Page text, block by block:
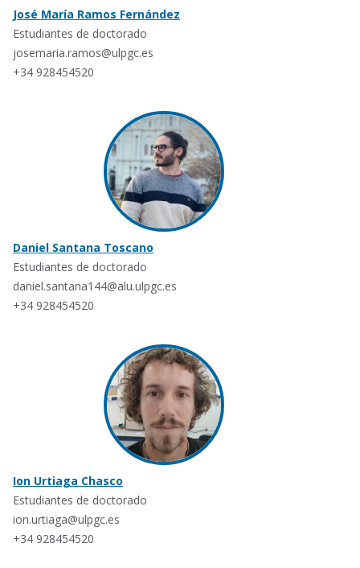
José María Ramos Fernández
Estudiantes de doctorado
josemaria.ramos@ulpgc.es
+34 928454520
Daniel Santana Toscano
Estudiantes de doctorado
daniel.santana144@alu.ulpgc.es
+34 928454520
Ion Urtiaga Chasco
Estudiantes de doctorado
ion.urtiaga@ulpgc.es
+34 928454520